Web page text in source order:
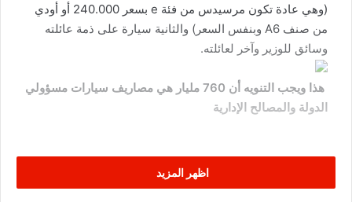
(وهي عادة تكون مرسيدس من فئة e بسعر 240.000 أو أودي
من صنف A6 وبنفس السعر) والثانية سيارة على ذمة عائلته
وسائق للوزير وآخر لعائلته.
هذا ويجب التنويه أن 760 مليار هي مصاريف سيارات مسؤولي
الدولة والمصالح الإدارية
اظهر المزيد